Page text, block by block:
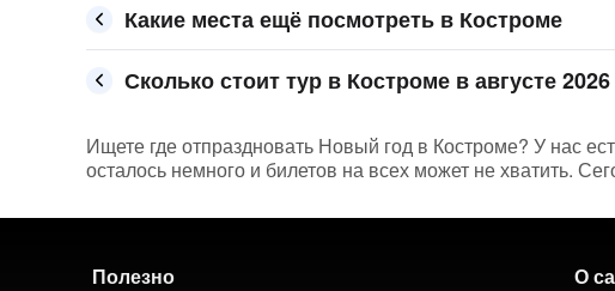
Какие места ещё посмотреть в Костроме
Сколько стоит тур в Костроме в августе 2026
Ищете где отпраздновать Новый год в Костроме? У нас
осталось немного и билетов на всех может не хватить.
Полезно О